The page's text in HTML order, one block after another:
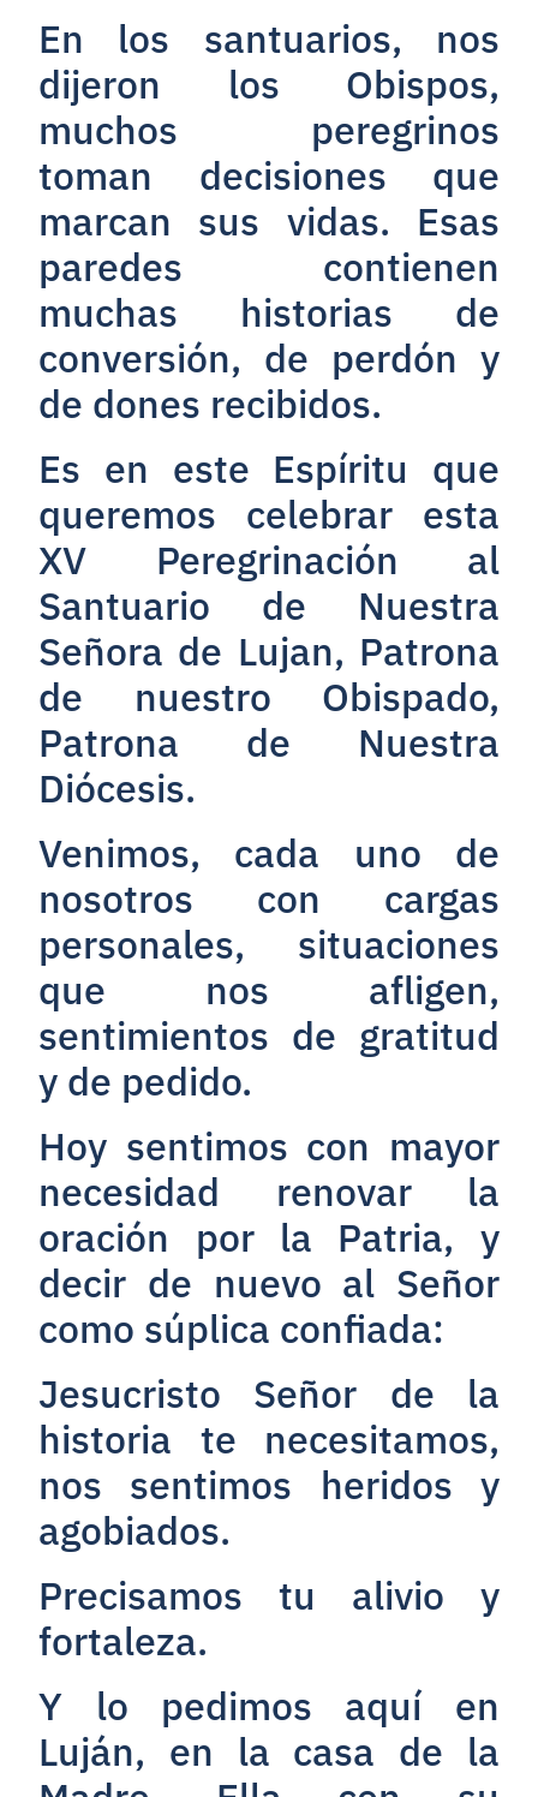
En los santuarios, nos
dijeron los Obispos,
muchos peregrinos
toman decisiones que
marcan sus vidas. Esas
paredes contienen
muchas historias de
conversión, de perdón y
de dones recibidos.
Es en este Espíritu que
queremos celebrar esta
XV Peregrinación al
Santuario de Nuestra
Señora de Lujan, Patrona
de nuestro Obispado,
Patrona de Nuestra
Diócesis.
Venimos, cada uno de
nosotros con cargas
personales, situaciones
que nos afligen,
sentimientos de gratitud
y de pedido.
Hoy sentimos con mayor
necesidad renovar la
oración por la Patria, y
decir de nuevo al Señor
como súplica confiada:
Jesucristo Señor de la
historia te necesitamos,
nos sentimos heridos y
agobiados.
Precisamos tu alivio y
fortaleza.
Y lo pedimos aquí en
Luján, en la casa de la